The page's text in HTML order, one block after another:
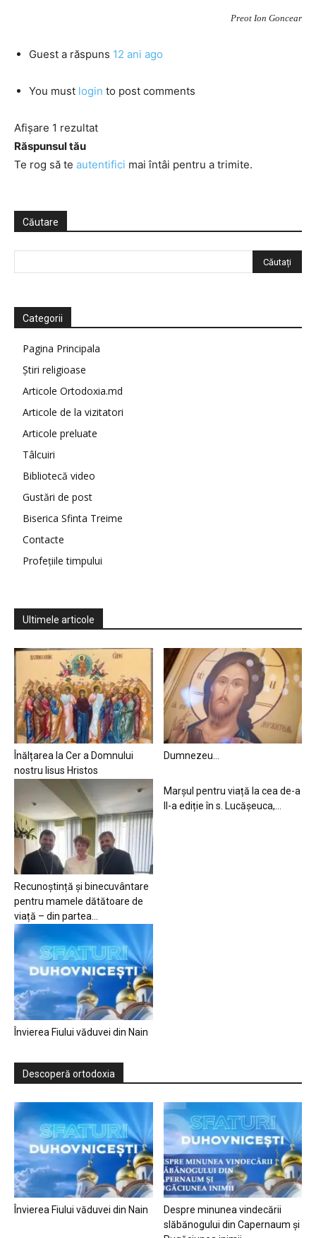
Preot Ion Goncear
Guest a răspuns 12 ani ago
You must login to post comments
Afișare 1 rezultat
Răspunsul tău
Te rog să te autentifici mai întâi pentru a trimite.
Căutare
Categorii
Pagina Principala
Știri religioase
Articole Ortodoxia.md
Articole de la vizitatori
Articole preluate
Tâlcuiri
Bibliotecă video
Gustări de post
Biserica Sfinta Treime
Contacte
Profețiile timpului
Ultimele articole
Înălțarea la Cer a Domnului
nostru Iisus Hristos
Dumnezeu…
Recunoștință și binecuvântare
pentru mamele dătătoare de
viață – din partea...
Marșul pentru viață la cea de-a
II-a ediție în s. Lucășeuca,...
Învierea Fiului văduvei din Nain
Descoperă ortodoxia
Învierea Fiului văduvei din Nain
Despre minunea vindecării
slăbănogului din Capernaum și